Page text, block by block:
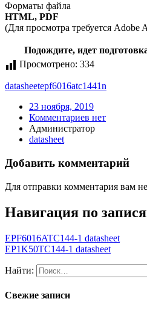
Форматы файла
HTML, PDF
(Для просмотра требуется Adobe
Подождите, идет
Просмотрено: 334
datasheetepf6016atc1441n
23 ноября, 2019
Комментариев нет
Администратор
datasheet
Добавить комментарий
Для отправки комментария вам
Навигация по
EPF6016ATC144-1 datasheet
EP1K50TC144-1 datasheet
Найти:
Свежие записи